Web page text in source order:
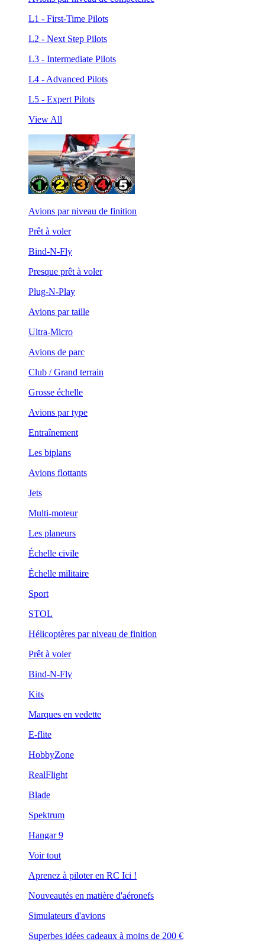
L1 - First-Time Pilots
L2 - Next Step Pilots
L3 - Intermediate Pilots
L4 - Advanced Pilots
L5 - Expert Pilots
View All
Avions par niveau de finition
Prêt à voler
Bind-N-Fly
Presque prêt à voler
Plug-N-Play
Avions par taille
Ultra-Micro
Avions de parc
Club / Grand terrain
Grosse échelle
Avions par type
Entraînement
Les biplans
Avions flottants
Jets
Multi-moteur
Les planeurs
Échelle civile
Échelle militaire
Sport
STOL
Hélicoptères par niveau de finition
Prêt à voler
Bind-N-Fly
Kits
Marques en vedette
E-flite
HobbyZone
RealFlight
Blade
Spektrum
Hangar 9
Voir tout
Aprenez à piloter en RC Ici !
Nouveautés en matière d'aéronefs
Simulateurs d'avions
Superbes idées cadeaux à moins de 200 €